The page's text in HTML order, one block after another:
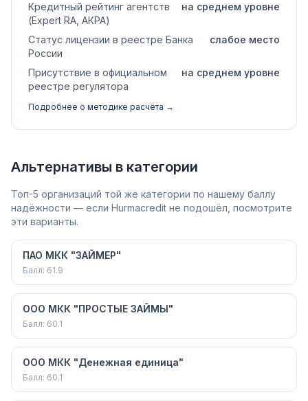
Кредитный рейтинг агентств
(Expert RA, АКРА)
на среднем уровне
Статус лицензии в реестре Банка
России
слабое место
Присутствие в официальном
реестре регулятора
на среднем уровне
Подробнее о методике расчёта →
Альтернативы в категории
Топ-5 организаций той же категории по нашему баллу
надёжности — если Hurmacredit не подошёл, посмотрите
эти варианты.
ПАО МКК "ЗАЙМЕР"
Балл: 61.9
ООО МКК "ПРОСТЫЕ ЗАЙМЫ"
Балл: 60.1
ООО МКК "Денежная единица"
Балл: 60.1